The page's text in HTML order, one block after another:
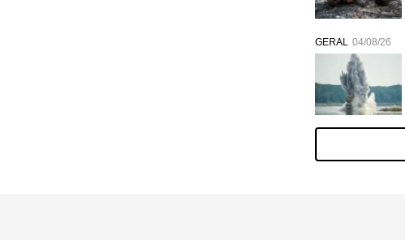
GERAL 04/08/26